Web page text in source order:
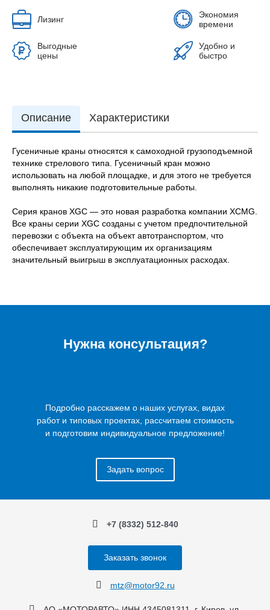
Лизинг
Экономия
времени
Выгодные
цены
Удобно и
быстро
Описание Характеристики
Гусеничные краны относятся к самоходной грузоподъемной
технике стрелового типа. Гусеничный кран можно
использовать на любой площадке, и для этого не требуется
выполнять никакие подготовительные работы.
Серия кранов XGC — это новая разработка компании XCMG.
Все краны серии XGC созданы с учетом предпочтительной
перевозки с объекта на объект автотранспортом, что
обеспечивает эксплуатирующим их организациям
значительный выигрыш в эксплуатационных расходах.
Нужна консультация?
Подробно расскажем о наших услугах, видах
работ и типовых проектах, рассчитаем стоимость
и подготовим индивидуальное предложение!
Задать вопрос
+7 (8332) 512-840
Заказать звонок
mtz@motor92.ru